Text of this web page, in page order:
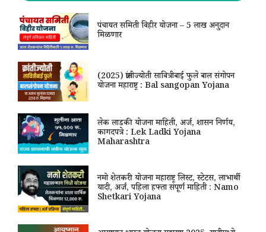
पंचायत समिती विहीर योजना – 5 लाख अनुदान
मिळणार
(2025) क्रांतीज्योती सावित्रीबाई फुले बाल संगोपन
योजना महाराष्ट्र : Bal sangopan Yojana
लेक लाडकी योजना माहिती, अर्ज, शासन निर्णय,
कागदपत्रे : Lek Ladki Yojana
Maharashtra
नमो शेतकरी योजना महाराष्ट्र लिस्ट, स्टेटस, लाभार्थी
यादी, अर्ज, पहिला हफ्ता संपूर्ण माहिती : Namo
Shetkari Yojana